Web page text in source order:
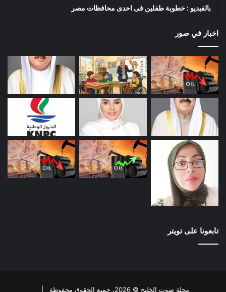
بالفيديو : خطوبة طفلين فى احدى محافظات مصر
اخبار في صور
تابعونا على تويتر
مجلة صوت الخليج © 2026، جميع الحقوق محفوظة |